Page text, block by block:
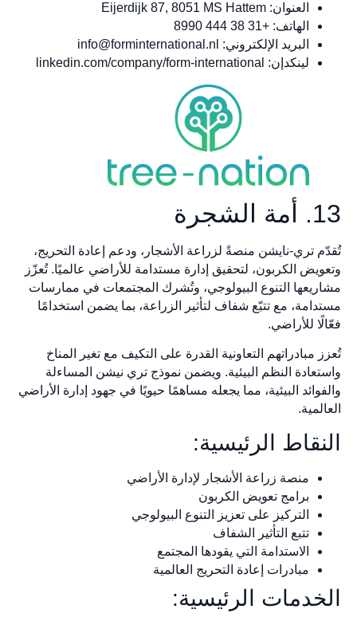
العنوان: Eijerdijk 87, 8051 MS Hattem
الهاتف: +31 38 444 8990
البريد الإلكتروني: info@forminternational.nl
لينكدإن: linkedin.com/company/form-international
13. أمة الشجرة
تُقدّم تري-نايشن منصةً لزراعة الأشجار، ودعم إعادة التحريج،
وتعويض الكربون، لتحقيق إدارة مستدامة للأراضي عالميًا. تُعزّز
مشاريعها التنوع البيولوجي، وتُشرك المجتمعات في ممارسات
مستدامة، مع تتبّع شفاف لتأثير الزراعة، بما يضمن استخدامًا
فعّالًا للأراضي.
تُعزز مبادراتهم التعاونية القدرة على التكيف مع تغير المناخ
واستعادة النظم البيئية. ويضمن نموذج تري نيشن المساءلة
والفوائد البيئية، مما يجعله مساهمًا حيويًا في جهود إدارة الأراضي
العالمية.
النقاط الرئيسية:
منصة زراعة الأشجار لإدارة الأراضي
برامج تعويض الكربون
التركيز على تعزيز التنوع البيولوجي
تتبع التأثير الشفاف
الاستدامة التي يقودها المجتمع
مبادرات إعادة التحريج العالمية
الخدمات الرئيسية: